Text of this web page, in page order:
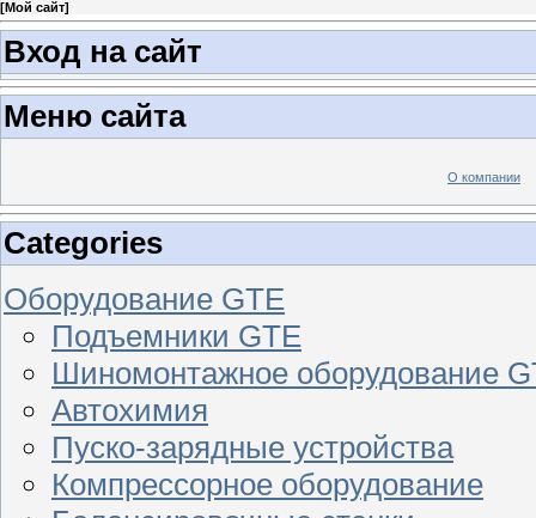
[Мой сайт]
Вход на сайт
Меню сайта
О компании
Categories
Оборудование GTE
Подъемники GTE
Шиномонтажное оборудование
Автохимия
Пуско-зарядные устройства
Компрессорное оборудование